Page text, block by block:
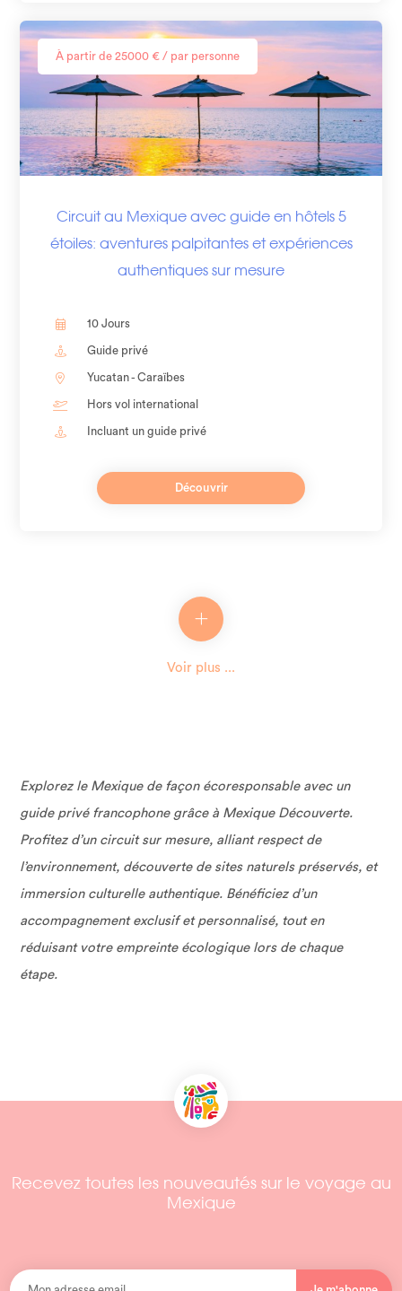
À partir de 25000 € / par personne
Circuit au Mexique avec guide en hôtels 5
étoiles: aventures palpitantes et expériences
authentiques sur mesure​
10 Jours
Guide privé
Yucatan - Caraïbes
Hors vol international
Incluant un guide privé
Découvrir
Voir plus ...
Explorez le Mexique de façon écoresponsable avec un
guide privé francophone grâce à Mexique Découverte.
Profitez d’un circuit sur mesure, alliant respect de
l’environnement, découverte de sites naturels préservés, et
immersion culturelle authentique. Bénéficiez d’un
accompagnement exclusif et personnalisé, tout en
réduisant votre empreinte écologique lors de chaque
étape.
Recevez toutes les nouveautés sur le voyage au
Mexique